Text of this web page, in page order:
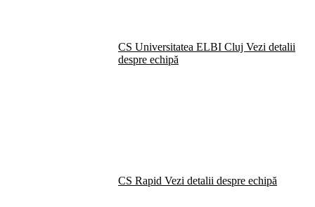
CS Universitatea ELBI Cluj Vezi detalii
despre echipă
CS Rapid Vezi detalii despre echipă